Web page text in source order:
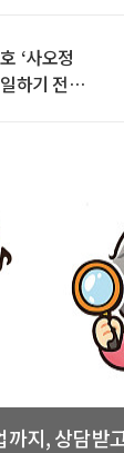
‘사오정
하기 전략’
까지, 상담받